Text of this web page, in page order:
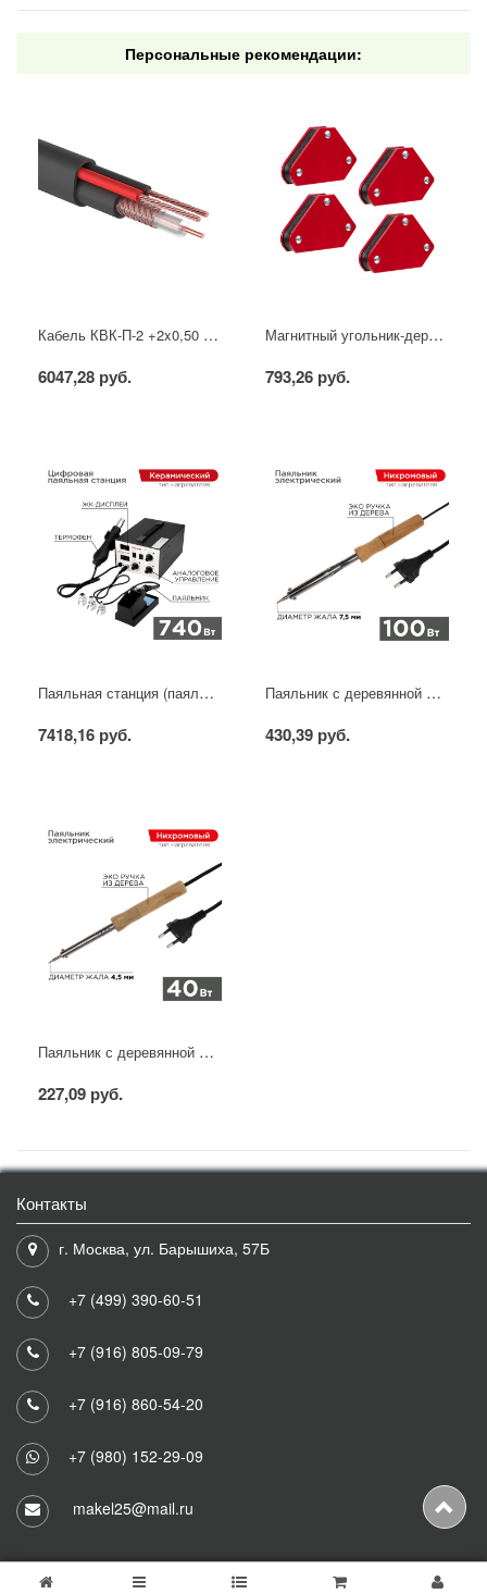
Персональные рекомендации:
Кабель КВК-П-2 +2x0,50 мм² (Cu/CCA) (96) черный, 200 м, PROconnect
6047,28 руб.
Магнитный угольник-держатель для сварки набор 4 шт. на 4 кг REXANT
793,26 руб.
Паяльная станция (паяльник + фен), модель R852AD+, 100-500°C, LED дисплей REXANT
7418,16 руб.
Паяльник с деревянной ручкой, серия WOOD, 100Вт, 230В, блистер PROconnect
430,39 руб.
Паяльник с деревянной ручкой, серия WOOD, 40Вт, 230В, блистер PROconnect
227,09 руб.
Контакты
г. Москва, ул. Барышиха, 57Б
+7 (499) 390-60-51
+7 (916) 805-09-79
+7 (916) 860-54-20
+7 (980) 152-29-09
makel25@mail.ru